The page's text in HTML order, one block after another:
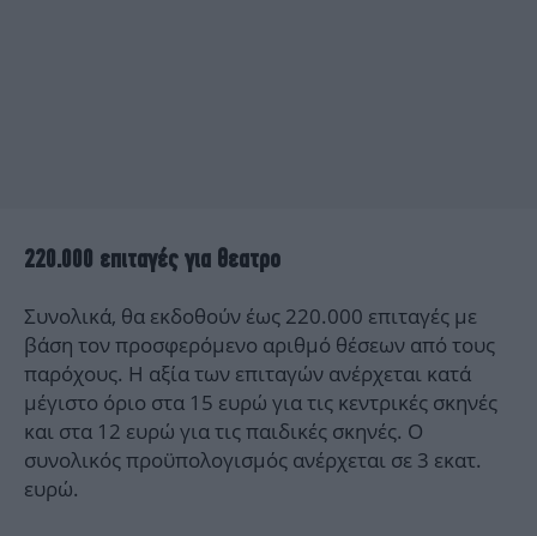
220.000 επιταγές για θεατρο
Συνολικά, θα εκδοθούν έως 220.000 επιταγές με
βάση τον προσφερόμενο αριθμό θέσεων από τους
παρόχους. Η αξία των επιταγών ανέρχεται κατά
μέγιστο όριο στα 15 ευρώ για τις κεντρικές σκηνές
και στα 12 ευρώ για τις παιδικές σκηνές. Ο
συνολικός προϋπολογισμός ανέρχεται σε 3 εκατ.
ευρώ.